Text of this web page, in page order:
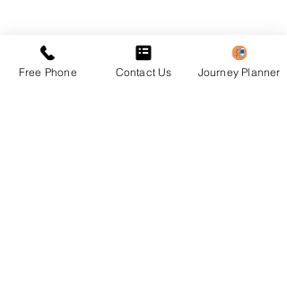
Free Phone Contact Us Journey Planner